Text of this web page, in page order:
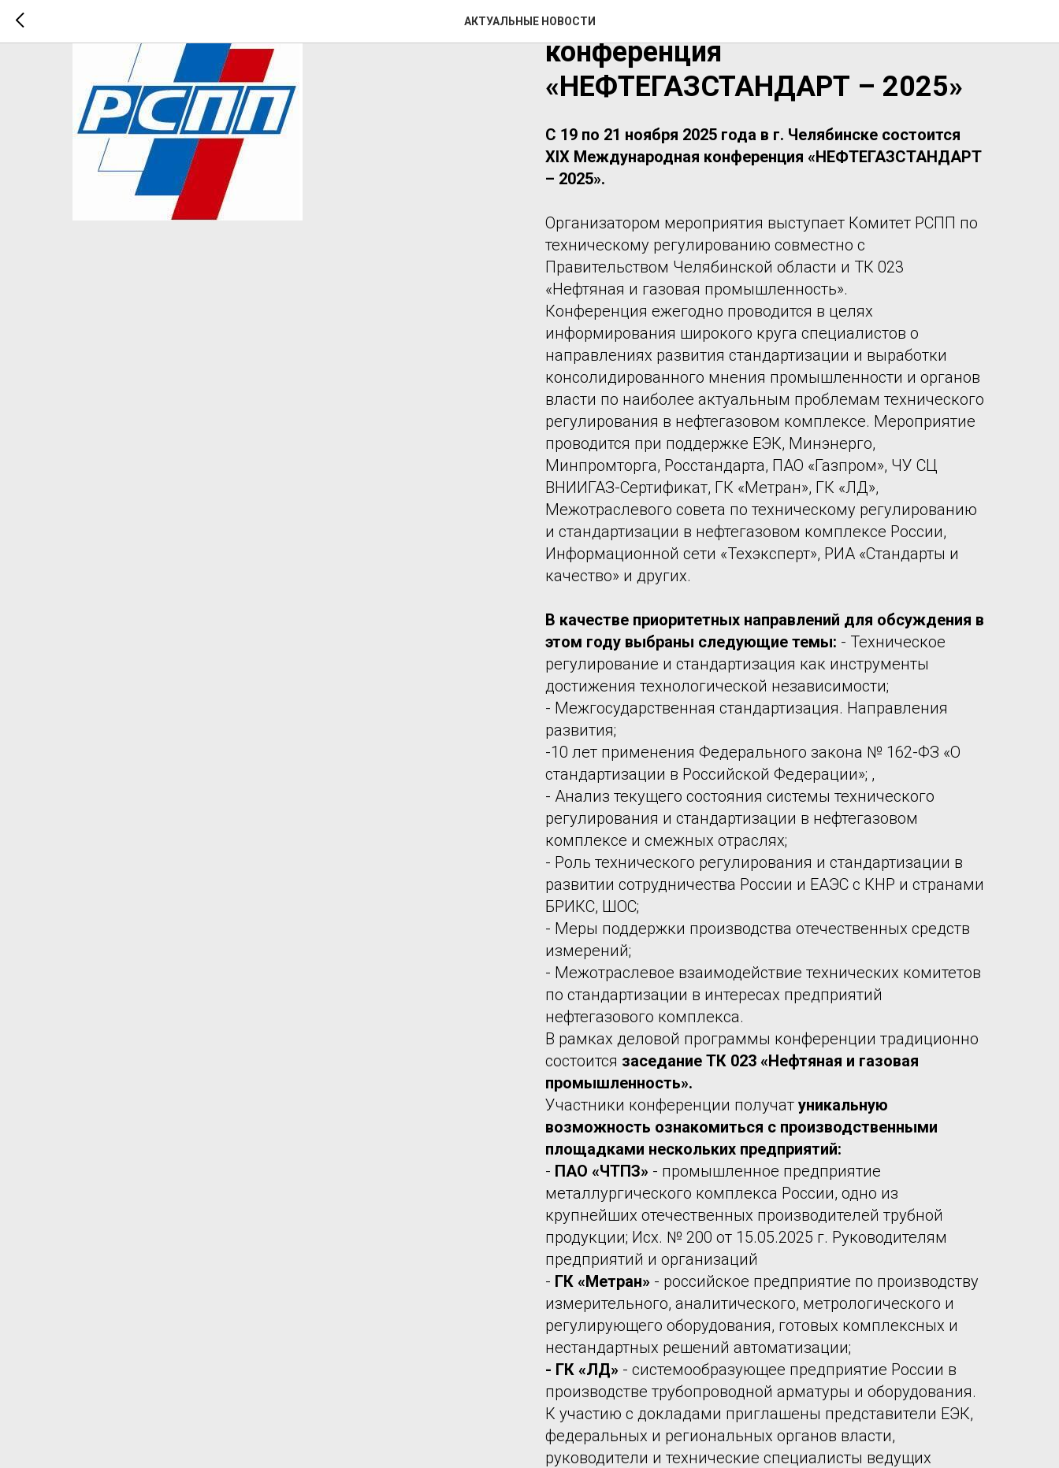
АКТУАЛЬНЫЕ НОВОСТИXIX Международная
конференция
«НЕФТЕГАЗСТАНДАРТ – 2025»
С 19 по 21 ноября 2025 года в г. Челябинске состоится
XIX Международная конференция «НЕФТЕГАЗСТАНДАРТ
– 2025».
Организатором мероприятия выступает Комитет РСПП по
техническому регулированию совместно с
Правительством Челябинской области и ТК 023
«Нефтяная и газовая промышленность».
Конференция ежегодно проводится в целях
информирования широкого круга специалистов о
направлениях развития стандартизации и выработки
консолидированного мнения промышленности и органов
власти по наиболее актуальным проблемам технического
регулирования в нефтегазовом комплексе. Мероприятие
проводится при поддержке ЕЭК, Минэнерго,
Минпромторга, Росстандарта, ПАО «Газпром», ЧУ СЦ
ВНИИГАЗ-Сертификат, ГК «Метран», ГК «ЛД»,
Межотраслевого совета по техническому регулированию
и стандартизации в нефтегазовом комплексе России,
Информационной сети «Техэксперт», РИА «Стандарты и
качество» и других.
В качестве приоритетных направлений для обсуждения в
этом году выбраны следующие темы: - Техническое
регулирование и стандартизация как инструменты
достижения технологической независимости;
- Межгосударственная стандартизация. Направления
развития;
-10 лет применения Федерального закона № 162-ФЗ «О
стандартизации в Российской Федерации»; ,
- Анализ текущего состояния системы технического
регулирования и стандартизации в нефтегазовом
комплексе и смежных отраслях;
- Роль технического регулирования и стандартизации в
развитии сотрудничества России и ЕАЭС с КНР и странами
БРИКС, ШОС;
- Меры поддержки производства отечественных средств
измерений;
- Межотраслевое взаимодействие технических комитетов
по стандартизации в интересах предприятий
нефтегазового комплекса.
В рамках деловой программы конференции традиционно
состоится заседание ТК 023 «Нефтяная и газовая
промышленность».
Участники конференции получат уникальную
возможность ознакомиться с производственными
площадками нескольких предприятий:
- ПАО «ЧТПЗ» - промышленное предприятие
металлургического комплекса России, одно из
крупнейших отечественных производителей трубной
продукции; Исх. № 200 от 15.05.2025 г. Руководителям
предприятий и организаций
- ГК «Метран» - российское предприятие по производству
измерительного, аналитического, метрологического и
регулирующего оборудования, готовых комплексных и
нестандартных решений автоматизации;
- ГК «ЛД» - системообразующее предприятие России в
производстве трубопроводной арматуры и оборудования.
К участию с докладами приглашены представители ЕЭК,
федеральных и региональных органов власти,
руководители и технические специалисты ведущих